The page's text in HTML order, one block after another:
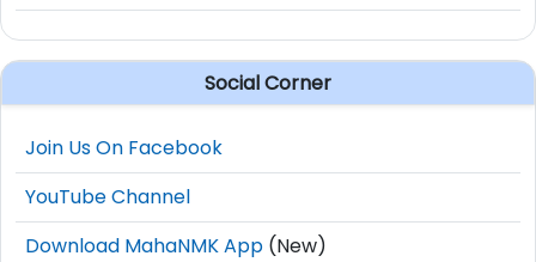
Social Corner
Join Us On Facebook
YouTube Channel
Download MahaNMK App (New)